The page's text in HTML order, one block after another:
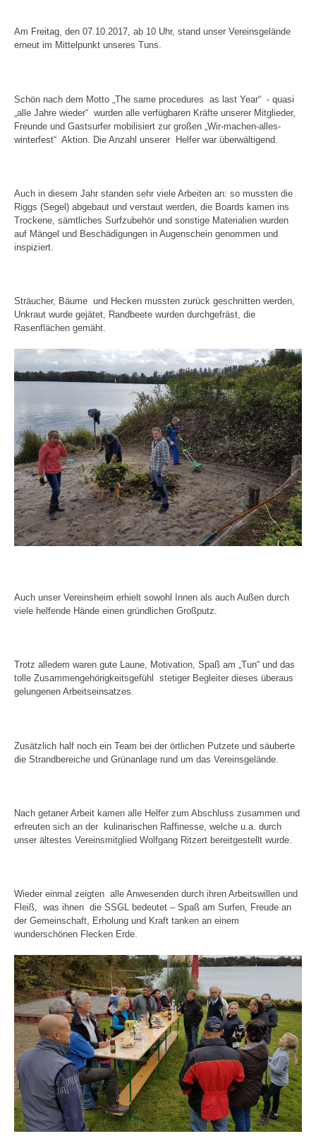
Am Freitag, den 07.10.2017, ab 10 Uhr, stand unser Vereinsgelände
erneut im Mittelpunkt unseres Tuns.
Schön nach dem Motto „The same procedures as last Year“ - quasi
„alle Jahre wieder“ wurden alle verfügbaren Kräfte unserer Mitglieder,
Freunde und Gastsurfer mobilisiert zur großen „Wir-machen-alles-
winterfest“ Aktion. Die Anzahl unserer Helfer war überwältigend.
Auch in diesem Jahr standen sehr viele Arbeiten an: so mussten die
Riggs (Segel) abgebaut und verstaut werden, die Boards kamen ins
Trockene, sämtliches Surfzubehör und sonstige Materialien wurden
auf Mängel und Beschädigungen in Augenschein genommen und
inspiziert.
Sträucher, Bäume und Hecken mussten zurück geschnitten werden,
Unkraut wurde gejätet, Randbeete wurden durchgefräst, die
Rasenflächen gemäht.
Auch unser Vereinsheim erhielt sowohl Innen als auch Außen durch
viele helfende Hände einen gründlichen Großputz.
Trotz alledem waren gute Laune, Motivation, Spaß am „Tun“ und das
tolle Zusammengehörigkeitsgefühl
stetiger Begleiter dieses überaus
gelungenen Arbeitseinsatzes.
Zusätzlich half noch ein Team bei der örtlichen Putzete und säuberte
die Strandbereiche und Grünanlage rund um das Vereinsgelände.
Nach getaner Arbeit kamen alle Helfer zum Abschluss zusammen und
erfreuten sich an der
kulinarischen Raffinesse, welche u.a. durch
unser ältestes Vereinsmitglied Wolfgang Ritzert bereitgestellt wurde.
Wieder einmal zeigten alle Anwesenden durch ihren Arbeitswillen und
Fleiß, was ihnen die SSGL bedeutet – Spaß am Surfen, Freude an
der Gemeinschaft, Erholung und Kraft tanken an einem
wunderschönen Flecken Erde.